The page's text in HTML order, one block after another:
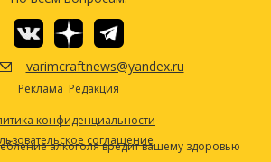
varimcraftnews@yandex.ru
Реклама Редакция
конфиденциальности
соглашение
алкоголя вредит вашему здоровью